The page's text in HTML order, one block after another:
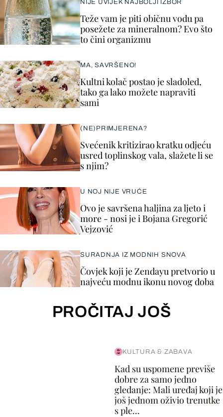
NIJE UVIJEK NAJBOLJI IZBOR
Teže vam je piti običnu vodu pa
posežete za mineralnom? Evo što
to čini organizmu
MA, SAVRŠENO!
Kultni kolač postao je sladoled,
tako ga lako možete napraviti
sami
(NE)PRIMJERENA?
Svećenik kritizirao kratku odjeću
usred toplinskog vala, slažete li se
s njim?
U NOJ NIJE VRUĆE
Ovo je savršena haljina za ljeto i
more - nosi je i Bojana Gregorić
Vejzović
SURADNJA IZ MODNIH SNOVA
Čovjek koji je Zendayu pretvorio u
najveću modnu ikonu novog doba
PROČITAJ JOŠ
KULTURA & ZABAVA
Kad su uspomene previše
dobre za samo jedno
gledanje: Mali uređaj koji je
još jednom oživio trenutke
s ple...